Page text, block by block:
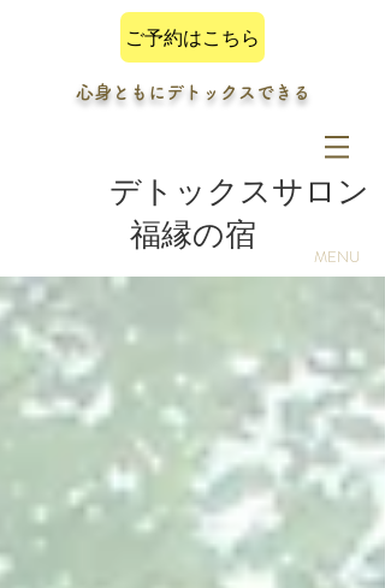
ご予約はこちら
心身ともにデトックスできる
MENU
デトックスサロン
福縁の宿